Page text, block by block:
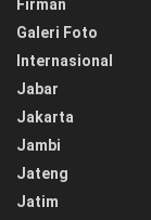
Firman
Galeri Foto
Internasional
Jabar
Jakarta
Jambi
Jateng
Jatim